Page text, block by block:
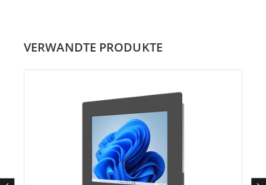
VERWANDTE PRODUKTE